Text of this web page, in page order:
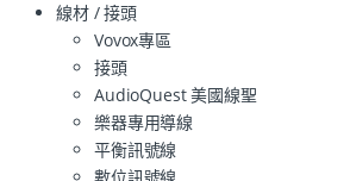
線材 / 接頭
Vovox專區
接頭
AudioQuest 美國線聖
樂器專用導線
平衡訊號線